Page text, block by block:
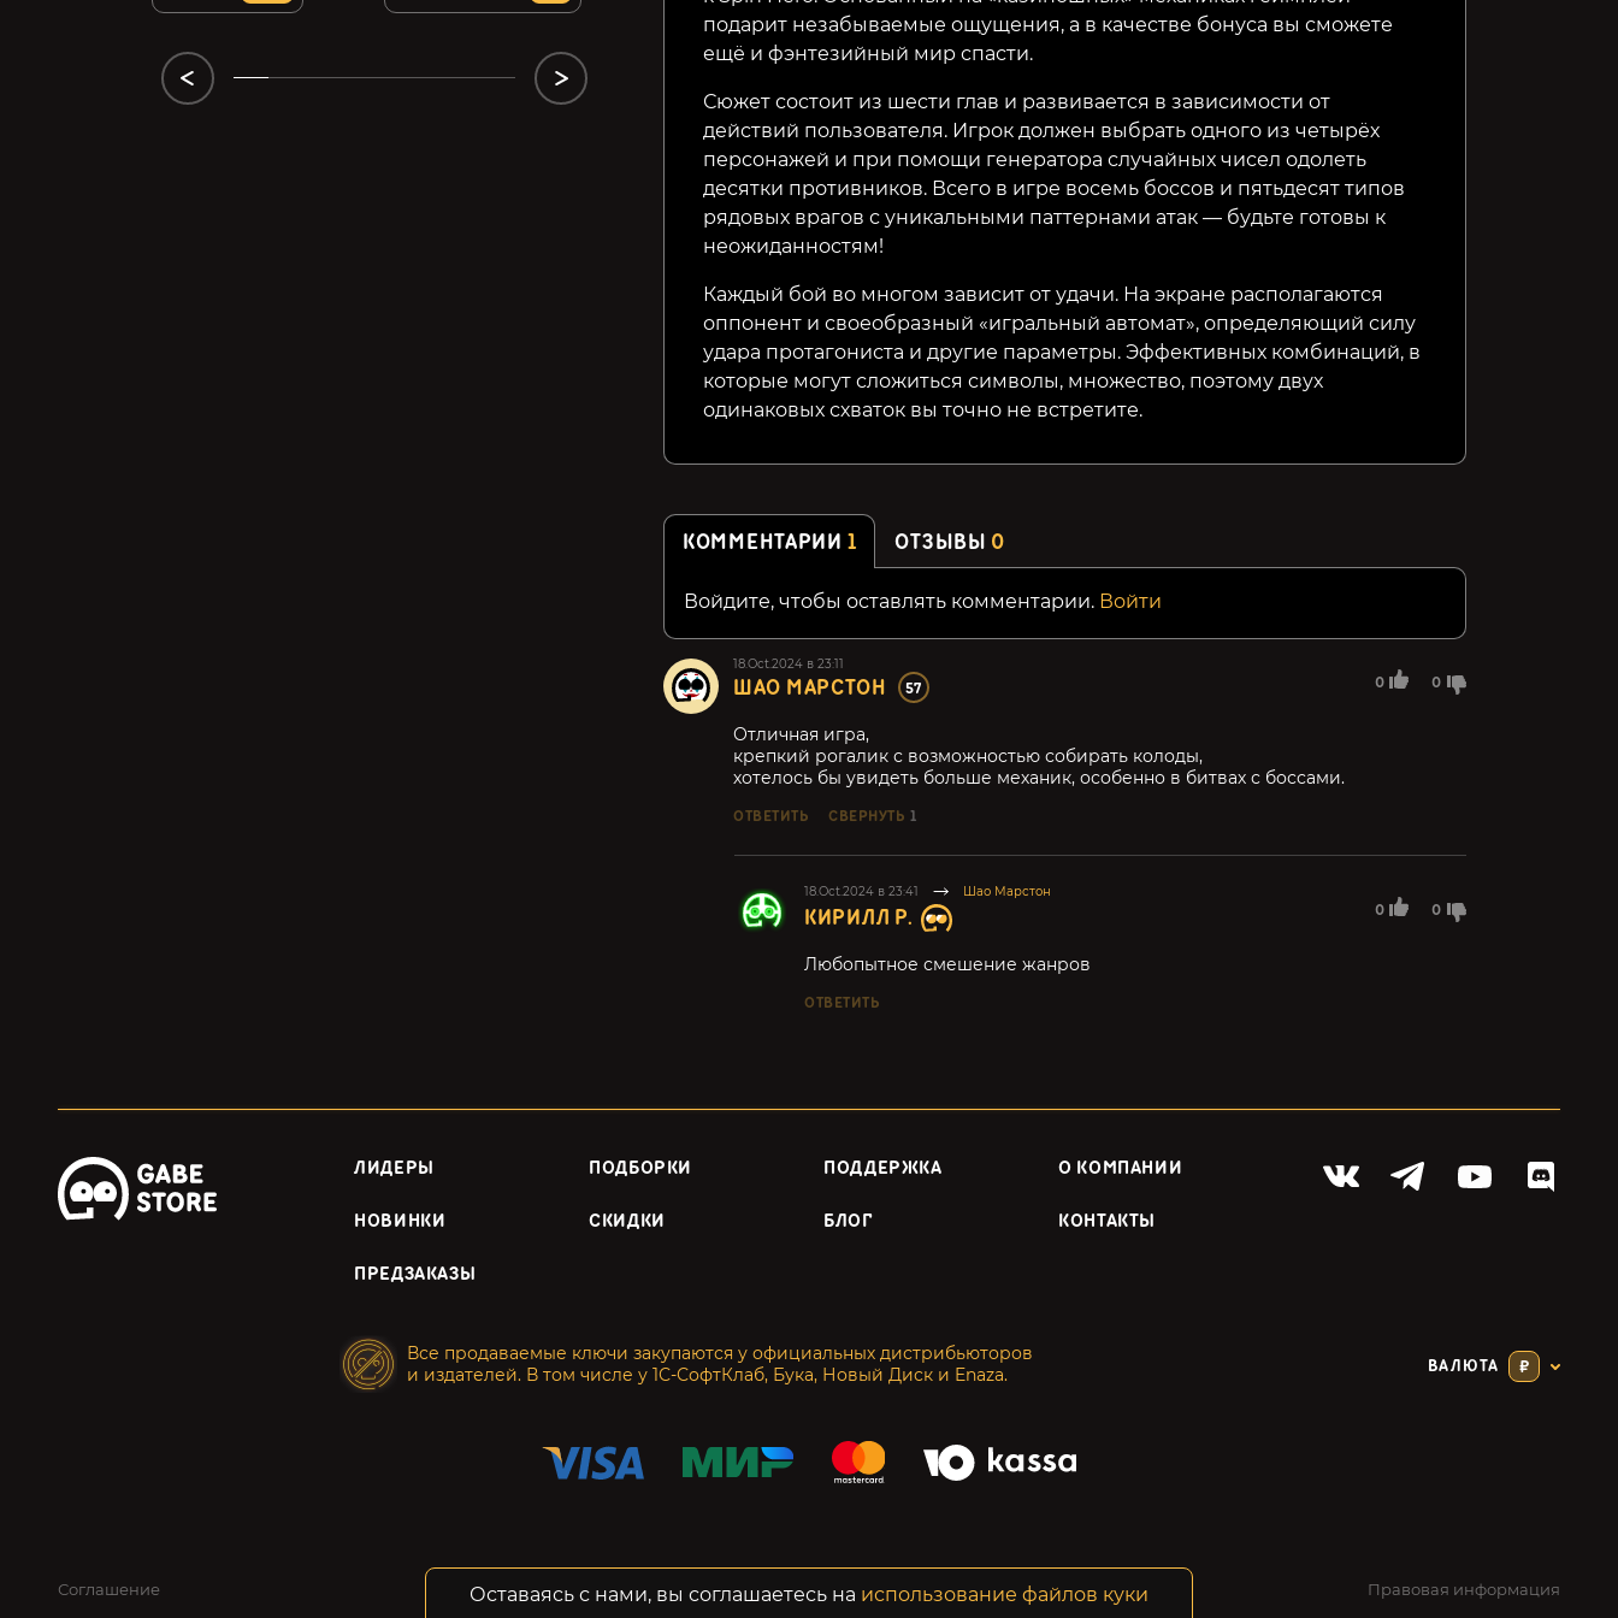
подарит незабываемые ощущения, а в качестве бонуса вы сможете
ещё и фэнтезийный мир спасти.
Сюжет состоит из шести глав и развивается в зависимости от
действий пользователя. Игрок должен выбрать одного из четырёх
персонажей и при помощи генератора случайных чисел одолеть
десятки противников. Всего в игре восемь боссов и пятьдесят типов
рядовых врагов с уникальными паттернами атак — будьте готовы к
неожиданностям!
Каждый бой во многом зависит от удачи. На экране располагаются
оппонент и своеобразный «игральный автомат», определяющий силу
удара протагониста и другие параметры. Эффективных комбинаций, в
которые могут сложиться символы, множество, поэтому двух
одинаковых схваток вы точно не встретите.
КОММЕНТАРИИ 1 ОТЗЫВЫ 0
Войдите, чтобы оставлять комментарии. Войти
18.Oct.2024 в 23:11
ШАО МАРСТОН 57 0 0
Отличная игра,
крепкий рогалик с возможностью собирать колоды,
хотелось бы увидеть больше механик, особенно в битвах с боссами.
ОТВЕТИТЬ СВЕРНУТЬ 1
18.Oct.2024 в 23:41 Шао Марстон
КИРИЛЛ Р. 0 0
Любопытное смешение жанров
ОТВЕТИТЬ
ЛИДЕРЫ ПОДБОРКИ ПОДДЕРЖКА О КОМПАНИИ
НОВИНКИ СКИДКИ БЛОГ КОНТАКТЫ
ПРЕДЗАКАЗЫ
Все продаваемые ключи закупаются у официальных дистрибьюторов
и издателей. В том числе у 1С-СофтКлаб, Бука, Новый Диск и Enaza.
ВАЛЮТА ₽
Соглашение Конфиденциальность Возвраты Правовая информация
Оставаясь с нами, вы соглашаетесь на использование файлов куки